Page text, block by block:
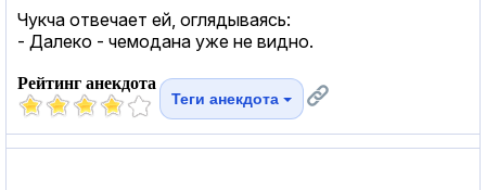
Чукча отвечает ей, оглядываясь:
- Далеко - чемодана уже не видно.
Рейтинг анекдота
Теги анекдота